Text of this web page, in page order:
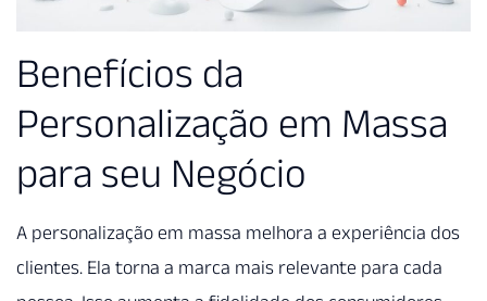
Benefícios da
Personalização em Massa
para seu Negócio
A personalização em massa melhora a experiência dos
clientes. Ela torna a marca mais relevante para cada